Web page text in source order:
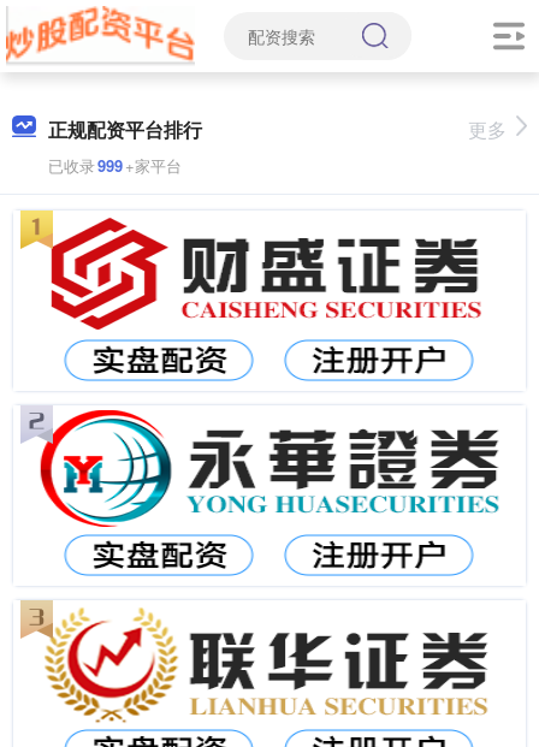
正规配资平台排行
已收录999+家平台
更多